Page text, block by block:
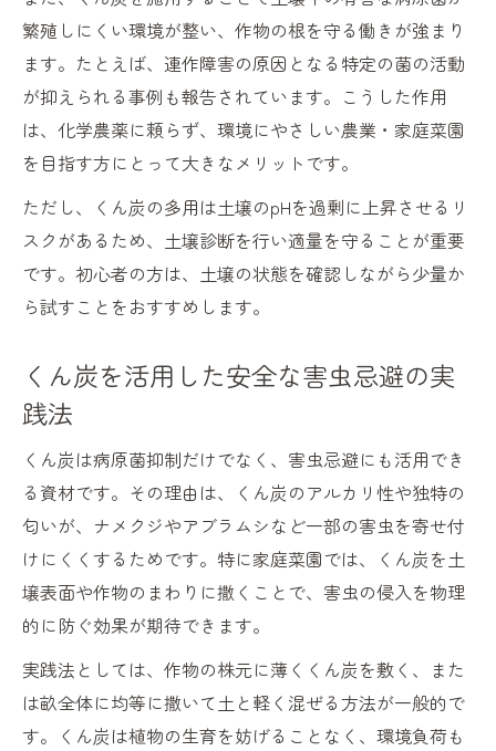
繁殖しにくい環境が整い、作物の根を守る働きが強まり
ます。たとえば、連作障害の原因となる特定の菌の活動
が抑えられる事例も報告されています。こうした作用
は、化学農薬に頼らず、環境にやさしい農業・家庭菜園
を目指す方にとって大きなメリットです。
ただし、くん炭の多用は土壌のpHを過剰に上昇させるリ
スクがあるため、土壌診断を行い適量を守ることが重要
です。初心者の方は、土壌の状態を確認しながら少量か
ら試すことをおすすめします。
くん炭を活用した安全な害虫忌避の実
践法
くん炭は病原菌抑制だけでなく、害虫忌避にも活用でき
る資材です。その理由は、くん炭のアルカリ性や独特の
匂いが、ナメクジやアブラムシなど一部の害虫を寄せ付
けにくくするためです。特に家庭菜園では、くん炭を土
壌表面や作物のまわりに撒くことで、害虫の侵入を物理
的に防ぐ効果が期待できます。
実践法としては、作物の株元に薄くくん炭を敷く、また
は畝全体に均等に撒いて土と軽く混ぜる方法が一般的で
す。くん炭は植物の生育を妨げることなく、環境負荷も